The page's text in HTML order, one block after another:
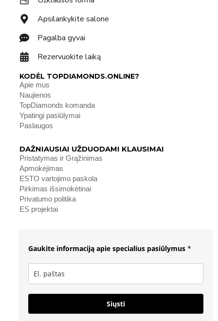
Apsilankykite salone
Pagalba gyvai
Rezervuokite laiką
KODĖL TOPDIAMONDS.ONLINE?
Apie mus
Naujienos
TopDiamonds komanda
Ypatingi pasiūlymai
Paslaugos
DAŽNIAUSIAI UŽDUODAMI KLAUSIMAI
Pristatymas ir Grąžinimas
Apmokėjimas
ESTO vartojimo paskola
Pirkimas išsimokėtinai
Privatumo politika
ES projektai
Gaukite informaciją apie specialius pasiūlymus *
Siųsti